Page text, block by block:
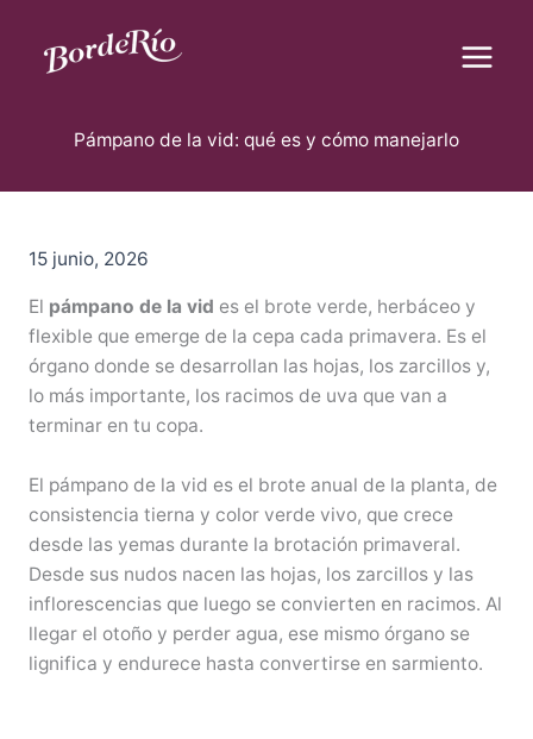
contenido
Pámpano de la vid: qué es y cómo manejarlo
15 junio, 2026
El pámpano de la vid es el brote verde, herbáceo y
flexible que emerge de la cepa cada primavera. Es el
órgano donde se desarrollan las hojas, los zarcillos y,
lo más importante, los racimos de uva que van a
terminar en tu copa.
El pámpano de la vid es el brote anual de la planta, de
consistencia tierna y color verde vivo, que crece
desde las yemas durante la brotación primaveral.
Desde sus nudos nacen las hojas, los zarcillos y las
inflorescencias que luego se convierten en racimos. Al
llegar el otoño y perder agua, ese mismo órgano se
lignifica y endurece hasta convertirse en sarmiento.